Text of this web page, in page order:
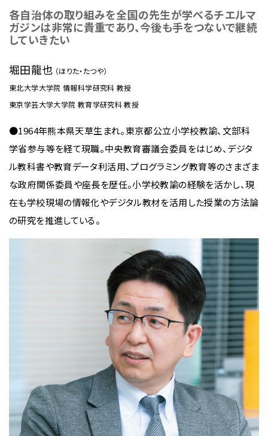
各自治体の取り組みを全国の先生が学べるチエルマ
ガジンは非常に貴重であり、今後も手をつないで継続
していきたい
堀田龍也 （ほりた・たつや）
東北大学大学院 情報科学研究科 教授
東京学芸大学大学院 教育学研究科 教授
●1964年熊本県天草生まれ。東京都公立小学校教諭、文部科
学省参与等を経て現職。中央教育審議会委員をはじめ、デジタ
ル教科書や教育データ利活用、プログラミング教育等のさまざま
な政府関係委員や座長を歴任。小学校教諭の経験を活かし、現
在も学校現場の情報化やデジタル教材を活用した授業の方法論
の研究を推進している。